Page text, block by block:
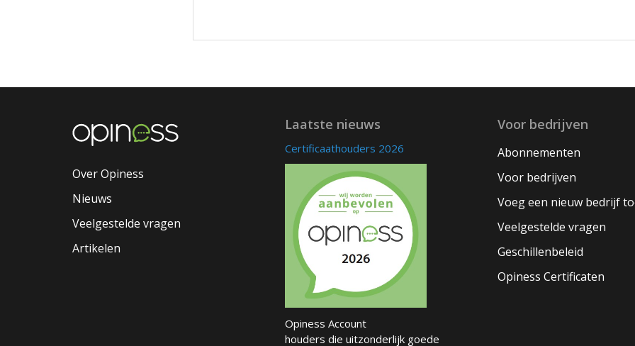
Over Opiness
Nieuws
Veelgestelde vragen
Artikelen
Laatste nieuws
Certificaathouders 2026
Opiness Account
houders die uitzonderlijk goede
Voor bedrijven
Abonnementen
Voor bedrijven
Voeg een nieuw bedrijf
Veelgestelde vragen
Geschillenbeleid
Opiness Certificaten